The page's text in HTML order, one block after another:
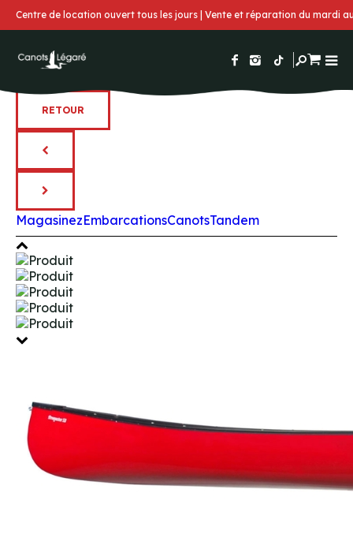
Centre de location ouvert tous les jours | Vente et réparation du mardi
RETOUR
MagasinezEmbarcationsCanotsTandem